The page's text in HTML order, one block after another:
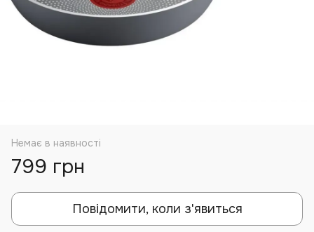
Немає в наявності
799 грн
Повідомити, коли з'явиться